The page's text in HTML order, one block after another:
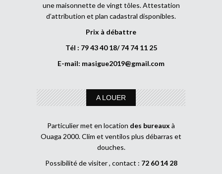
une maisonnette de vingt tôles. Attestation
d’attribution et plan cadastral disponibles.
Prix à débattre
Tél : 79 43 40 18/ 74 74 11 25
E-mail: masigue2019@gmail.com
A LOUER
Particulier met en location des bureaux à
Ouaga 2000. Clim et ventilos plus débarras et
douches.
Possibilité de visiter , contact : 72 60 14 28